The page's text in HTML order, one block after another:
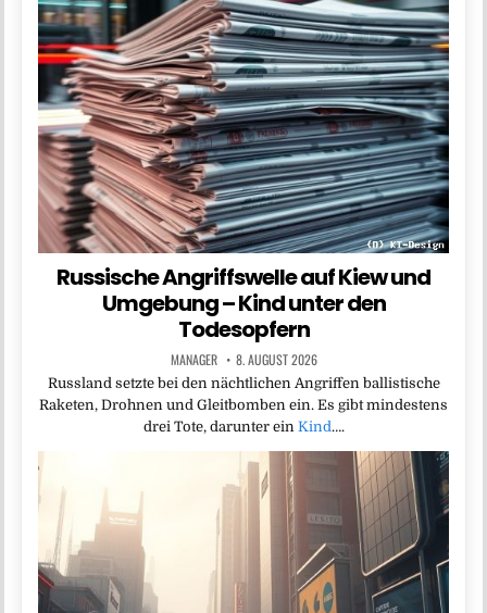
Russische Angriffswelle auf Kiew und
Umgebung – Kind unter den
Todesopfern
MANAGER 8. AUGUST 2026
Russland setzte bei den nächtlichen Angriffen ballistische
Raketen, Drohnen und Gleitbomben ein. Es gibt mindestens
drei Tote, darunter ein Kind….